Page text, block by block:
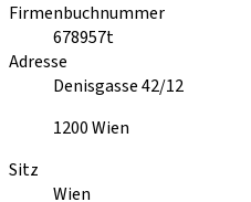
Firmenbuchnummer
678957t
Adresse
Denisgasse 42/12
1200Wien
Sitz
Wien